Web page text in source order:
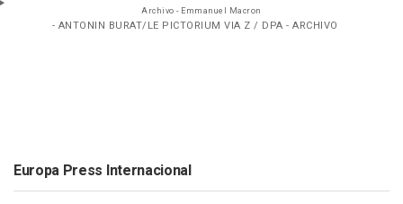
Archivo - Emmanuel Macron
- ANTONIN BURAT/LE PICTORIUM VIA Z / DPA - ARCHIVO
Europa Press Internacional